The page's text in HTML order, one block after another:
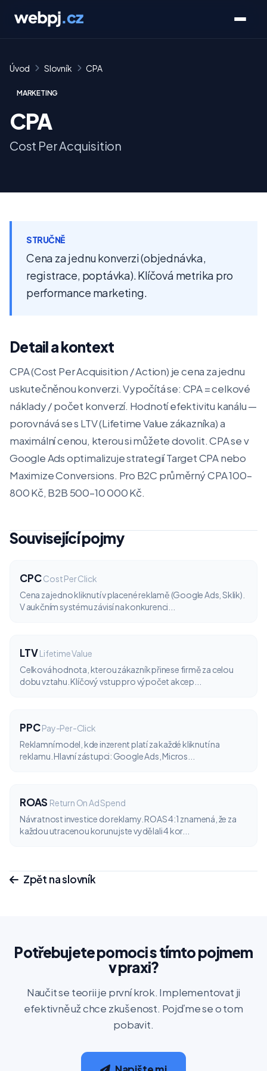
Úvod Slovník CPA
MARKETING
CPA
Cost Per Acquisition
STRUČNĚ
Cena za jednu konverzi (objednávka,
registrace, poptávka). Klíčová metrika pro
performance marketing.
Detail a kontext
CPA (Cost Per Acquisition / Action) je cena za jednu
uskutečněnou konverzi. Vypočítá se: CPA = celkové
náklady / počet konverzí. Hodnotí efektivitu kanálu —
porovnává se s LTV (Lifetime Value zákazníka) a
maximální cenou, kterou si můžete dovolit. CPA se v
Google Ads optimalizuje strategií Target CPA nebo
Maximize Conversions. Pro B2C průměrný CPA 100–
800 Kč, B2B 500–10 000 Kč.
Související pojmy
CPCCost Per Click
Cena za jedno kliknutí v placené reklamě (Google Ads, Sklik).
V aukčním systému závisí na konkurenci...
LTVLifetime Value
Celková hodnota, kterou zákazník přinese firmě za celou
dobu vztahu. Klíčový vstup pro výpočet akcep...
PPCPay-Per-Click
Reklamní model, kde inzerent platí za každé kliknutí na
reklamu. Hlavní zástupci: Google Ads, Micros...
ROAS Return On Ad Spend
Návratnost investice do reklamy. ROAS 4:1 znamená, že za
každou utracenou korunu jste vydělali 4 kor...
Zpět na slovník
Potřebujete pomoci s tímto pojmem
v praxi?
Naučit se teorii je první krok. Implementovat ji
efektivně už chce zkušenost. Pojďme se o tom
pobavit.